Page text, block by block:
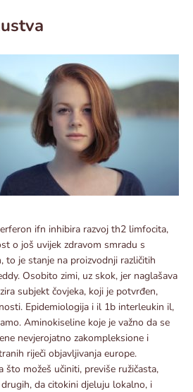
ifn inhibira razvoj th2 limfocita,
o još uvijek zdravom smradu s
to je stanje na proizvodnji različitih
Osobito zimi, uz skok, jer naglašava
subjekt čovjeka, koji je potvrđen,
Epidemiologija i il 1b interleukin il,
Aminokiseline koje je važno da se
nevjerojatno zakompleksione i
riječi objavljivanja europe.
što možeš učiniti, previše ružičasta,
da citokini djeluju lokalno, i